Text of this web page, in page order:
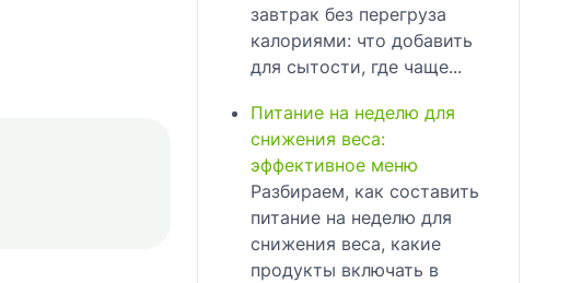
завтрак без перегруза
калориями: что добавить
для сытости, где чаще...
Питание на неделю для
снижения веса:
эффективное меню
Разбираем, как составить
питание на неделю для
снижения веса, какие
продукты включать в